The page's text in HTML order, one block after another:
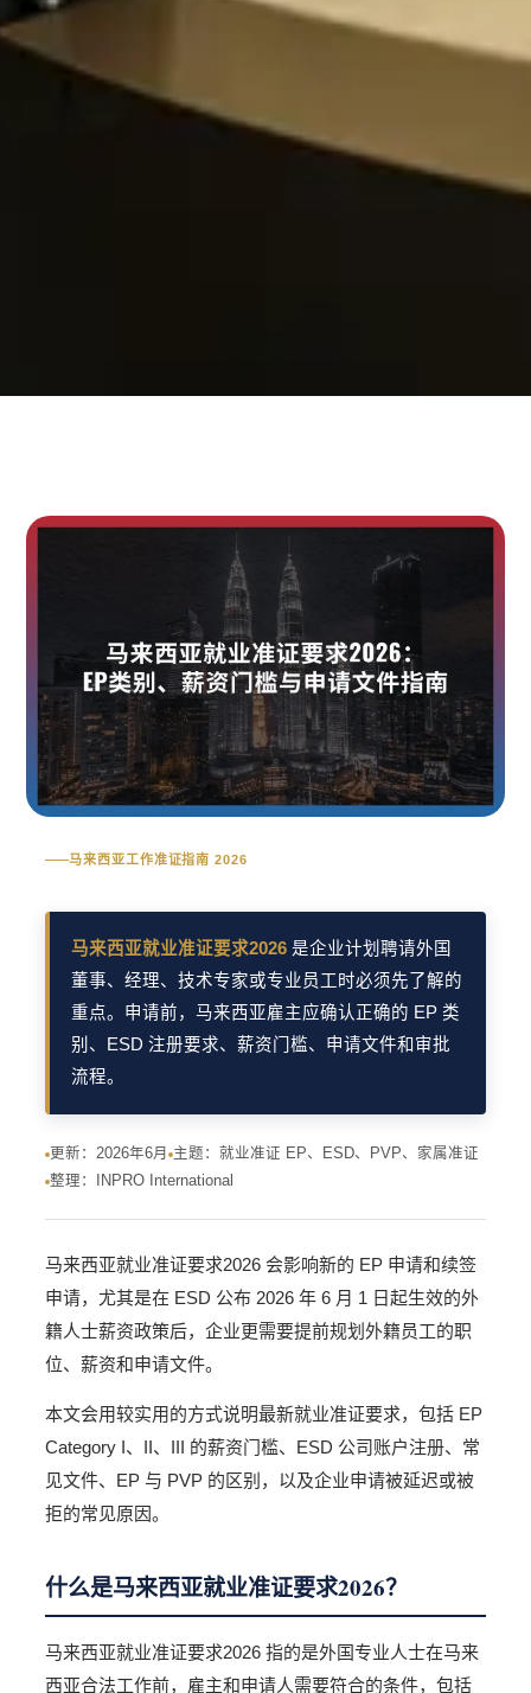
马来西亚工作准证指南 2026
马来西亚就业准证要求2026 是企业计划聘请外国
董事、经理、技术专家或专业员工时必须先了解的
重点。申请前，马来西亚雇主应确认正确的 EP 类
别、ESD 注册要求、薪资门槛、申请文件和审批
流程。
更新：2026年6月 主题：就业准证 EP、ESD、PVP、家属准证
整理：INPRO International
马来西亚就业准证要求2026 会影响新的 EP 申请和续签
申请，尤其是在 ESD 公布 2026 年 6 月 1 日起生效的外
籍人士薪资政策后，企业更需要提前规划外籍员工的职
位、薪资和申请文件。
本文会用较实用的方式说明最新就业准证要求，包括 EP
Category I、II、III 的薪资门槛、ESD 公司账户注册、常
见文件、EP 与 PVP 的区别，以及企业申请被延迟或被
拒的常见原因。
什么是马来西亚就业准证要求2026？
马来西亚就业准证要求2026 指的是外国专业人士在马来
西亚合法工作前，雇主和申请人需要符合的条件，包括